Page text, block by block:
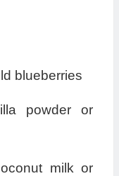
blueberries
powder or
milk or